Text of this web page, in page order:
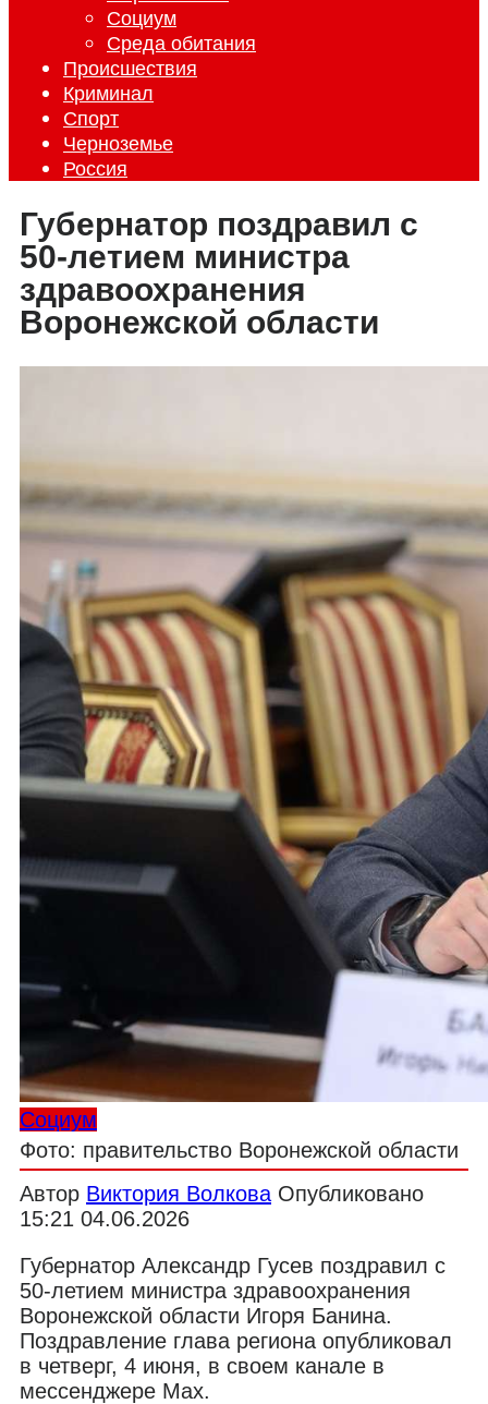
Социум
Среда обитания
Происшествия
Криминал
Спорт
Черноземье
Россия
Губернатор поздравил с
50-летием министра
здравоохранения
Воронежской области
Социум
Фото: правительство Воронежской области
Автор Виктория Волкова Опубликовано
15:21 04.06.2026
Губернатор Александр Гусев поздравил с
50-летием министра здравоохранения
Воронежской области Игоря Банина.
Поздравление глава региона опубликовал
в четверг, 4 июня, в своем канале в
мессенджере Max.